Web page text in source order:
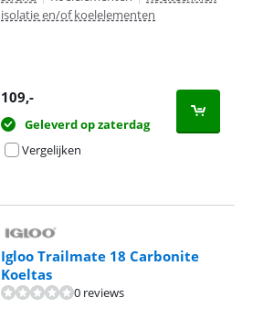
isolatie en/of koelelementen
109,-
Geleverd op zaterdag
Vergelijken
Igloo Trailmate 18 Carbonite
Koeltas
0 reviews